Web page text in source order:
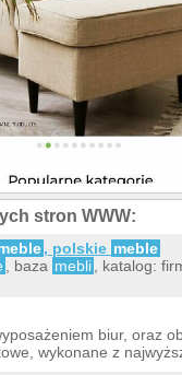
stron WWW:
, polskie meble
, baza mebli
, katalog:
biur, oraz
wykonane z